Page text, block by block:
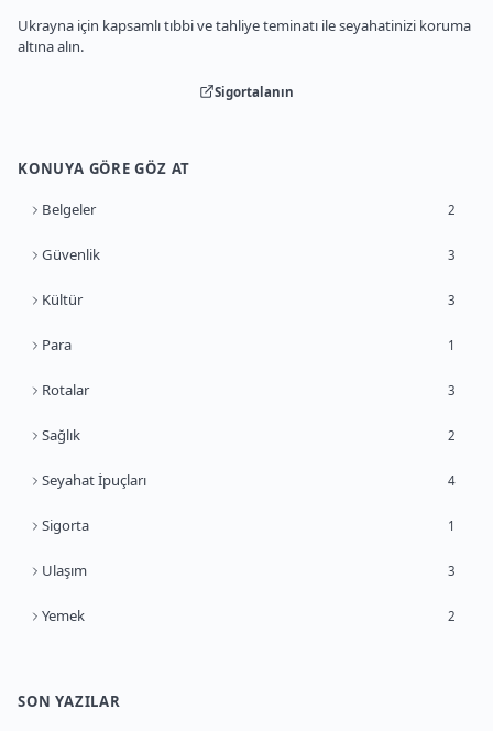
Ukrayna için kapsamlı tıbbi ve tahliye teminatı ile seyahatinizi koruma
altına alın.
Sigortalanın
KONUYA GÖRE GÖZ AT
Belgeler 2
Güvenlik 3
Kültür 3
Para 1
Rotalar 3
Sağlık 2
Seyahat İpuçları 4
Sigorta 1
Ulaşım 3
Yemek 2
SON YAZILAR